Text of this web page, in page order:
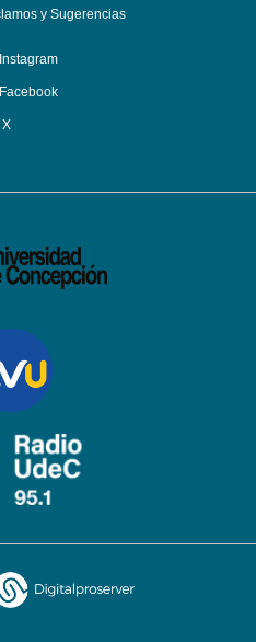
y Sugerencias
Instagram
Facebook
X